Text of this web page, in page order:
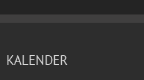
KALENDER